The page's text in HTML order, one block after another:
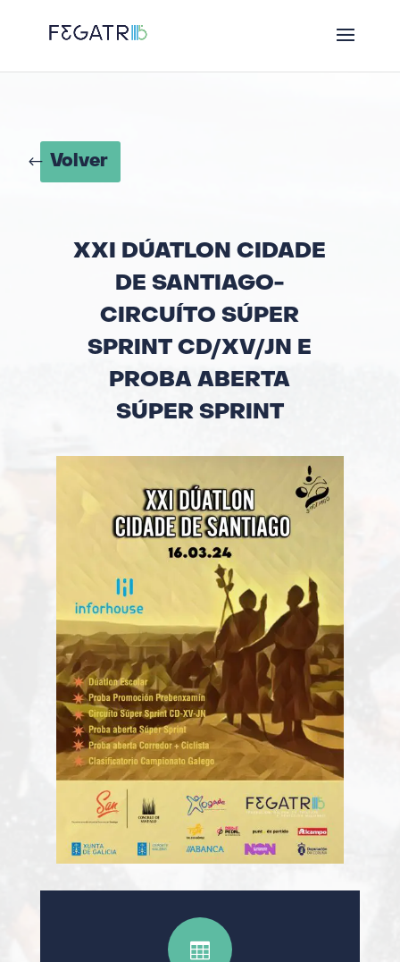
Volver
XXI DÚATLON CIDADE
DE SANTIAGO-
CIRCUÍTO SÚPER
SPRINT CD/XV/JN E
PROBA ABERTA
SÚPER SPRINT
